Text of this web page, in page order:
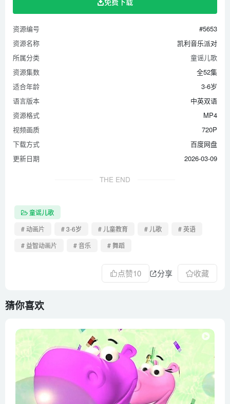
第37集 Beep Beep Traffic Light Song
第38集 Clean up Time
第39集 Abracadabra
第40集 Bee Bee Deep
第41集 Parabam CarrieBand
第42集 My Lovely Puppy
第43集 Hoi Hoi Panda Song
第44集 Welcome to the Carrie World
第45集 Please Find My Mom
第46集 Exciting Airplane song
第47集 Beep Beep Ambulance
第49集 Dolphins Song
第50集 Desert Camel Song
第54集 A Magic Rainbow Song
第55集 Recess Everybody Out
第57集 Imaginary Carousel
第58集 Exciting Bumper Car
第59集 Chameleon Song
第60集 Play time Fun time
第61集 YumYum Song
资源编号
#5653
资源名称
凯利音乐派对
所属分类
童谣儿歌
资源集数
全52集
适合年龄
3-6岁
语言版本
中英双语
资源格式
MP4
视频画质
720P
下载方式
百度网盘
更新日期
2026-03-09
THE END
童谣儿歌
# 动画片
# 3-6岁 # 儿童教育 # 儿歌
# 英语
# 益智动画片
# 音乐 # 舞蹈
点赞10 分享 收藏
猜你喜欢